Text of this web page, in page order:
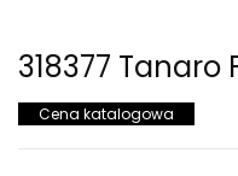
318377 Tanaro
Cena katalogowa